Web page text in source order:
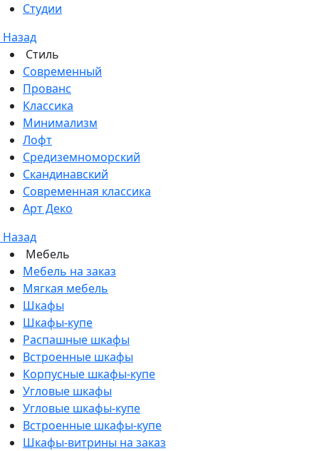
Студии
Назад
Стиль
Современный
Прованс
Классика
Минимализм
Лофт
Средиземноморский
Скандинавский
Современная классика
Арт Деко
Назад
Мебель
Мебель на заказ
Мягкая мебель
Шкафы
Шкафы-купе
Распашные шкафы
Встроенные шкафы
Корпусные шкафы-купе
Угловые шкафы
Угловые шкафы-купе
Встроенные шкафы-купе
Шкафы-витрины на заказ